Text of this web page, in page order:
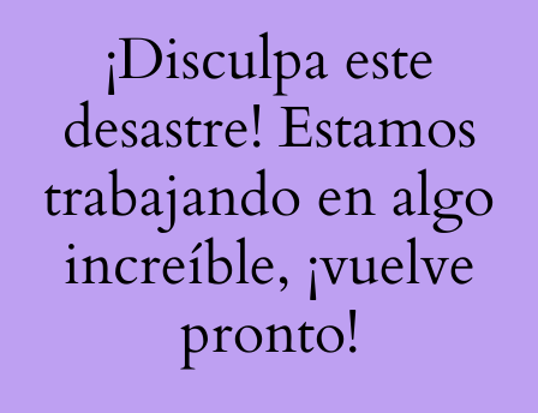
¡Disculpa este
desastre! Estamos
trabajando en algo
increíble, ¡vuelve
pronto!